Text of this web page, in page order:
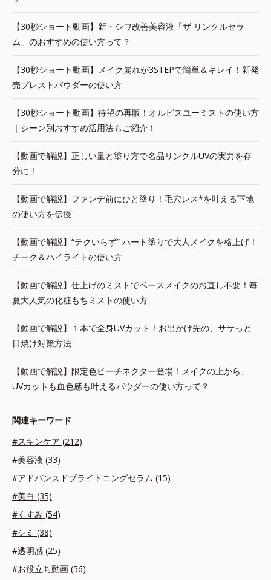
【30秒ショート動画】新・シワ改善美容液「ザ リンクルセラ
ム」のおすすめの使い方って？
【30秒ショート動画】メイク崩れが3STEPで簡単＆キレイ！新発
売プレストパウダーの使い方
【30秒ショート動画】待望の再販！オルビスユーミストの使い方
｜シーン別おすすめ活用法もご紹介！
【動画で解説】正しい量と塗り方で名品リンクルUVの実力を存
分に！
【動画で解説】ファンデ前にひと塗り！毛穴レス*を叶える下地
の使い方を伝授
【動画で解説】“テクいらず” ハート塗りで大人メイクを格上げ！
チーク＆ハイライトの使い方
【動画で解説】仕上げのミストでベースメイクのお直し不要！毎
夏大人気の化粧もちミストの使い方
【動画で解説】１本で全身UVカット！お出かけ先の、ササっと
日焼け対策方法
【動画で解説】限定色ピーチネクター登場！メイクの上から、
UVカットも血色感も叶えるパウダーの使い方って？
関連キーワード
#スキンケア (212)
#美容液 (33)
#アドバンスドブライトニングセラム (15)
#美白 (35)
#くすみ (54)
#シミ (38)
#透明感 (25)
#お役立ち動画 (56)